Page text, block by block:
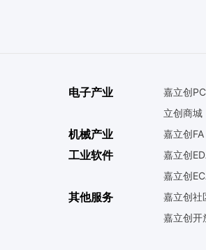
电子产业
嘉立创
立创商城
机械产业 嘉立创FA
工业软件
嘉立创
嘉立创
其他服务
嘉立创社
嘉立创开